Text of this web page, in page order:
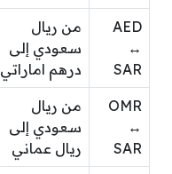
AED
↔
SAR
من ريال
سعودي إلى
درهم اماراتي
OMR
↔
SAR
من ريال
سعودي إلى
ريال عماني